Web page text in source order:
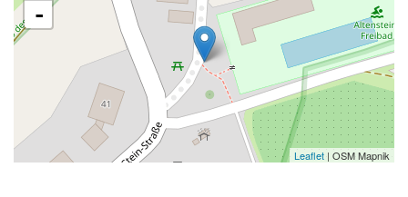
-
Leaflet | OSM Mapnik